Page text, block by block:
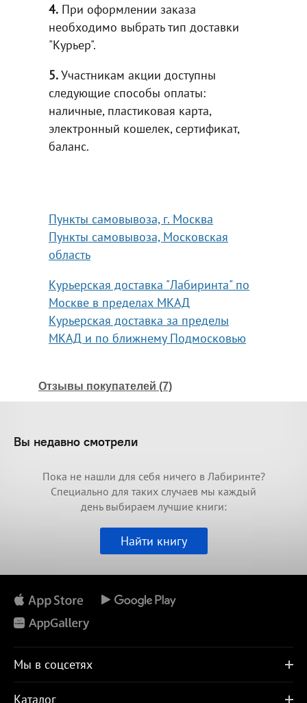
4. При оформлении заказа
необходимо выбрать тип доставки
"Курьер".
5.Участникам акции доступны
следующие способы оплаты:
наличные, пластиковая карта,
электронный кошелек, сертификат,
баланс.
Пункты самовывоза, г. Москва
Пункты самовывоза, Московская
область
Курьерская доставка "Лабиринта" по
Москве в пределах МКАД
Курьерская доставка за пределы
МКАД и по ближнему Подмосковью
Отзывы покупателей (7)
Вы недавно смотрели
Пока не нашли для себя ничего в Лабиринте?
Специально для таких случаев мы каждый
день выбираем лучшие книги:
Найти книгу
Мы в соцсетях
Каталог